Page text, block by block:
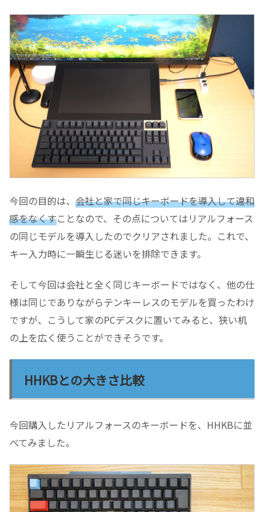
今回の目的は、 会社と家で同じキーボードを導入して違和
感をなくすことなので、その点についてはリアルフォース
の同じモデルを導入したのでクリアされました。これで、
キー入力時に一瞬生じる迷いを排除できます。
そして今回は会社と全く同じキーボードではなく、他の仕
様は同じでありながらテンキーレスのモデルを買ったわけ
ですが、こうして家のPCデスクに置いてみると、狭い机
の上を広く使うことができそうです。
HHKBとの大きさ比較
今回購入したリアルフォースのキーボードを、HHKBに並
べてみました。